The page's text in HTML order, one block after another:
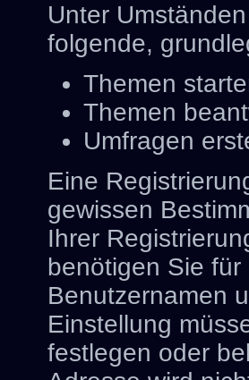
Unter
folgende,
Themen
Themen
Umfragen
Eine
gewissen
Ihrer
benötigen Sie
Benutzernamen
Einstellung
festlegen oder